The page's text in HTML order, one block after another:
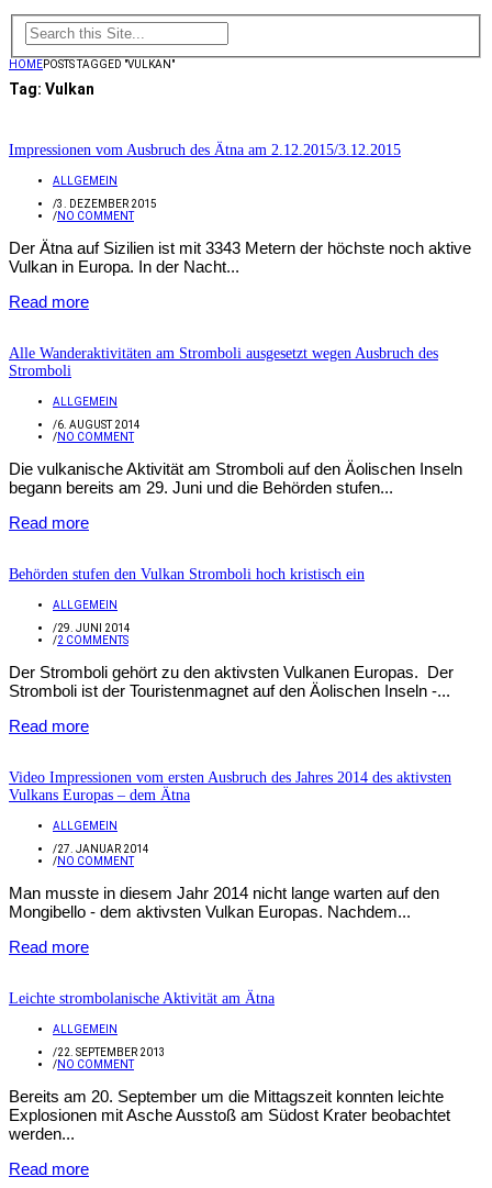
HOMEPOSTS TAGGED "VULKAN"
Tag: Vulkan
Impressionen vom Ausbruch des Ätna am 2.12.2015/3.12.2015
ALLGEMEIN
/3. DEZEMBER 2015
/NO COMMENT
Der Ätna auf Sizilien ist mit 3343 Metern der höchste noch aktive
Vulkan in Europa. In der Nacht...
Read more
Alle Wanderaktivitäten am Stromboli ausgesetzt wegen Ausbruch des
Stromboli
ALLGEMEIN
/6. AUGUST 2014
/NO COMMENT
Die vulkanische Aktivität am Stromboli auf den Äolischen Inseln
begann bereits am 29. Juni und die Behörden stufen...
Read more
Behörden stufen den Vulkan Stromboli hoch kristisch ein
ALLGEMEIN
/29. JUNI 2014
/2 COMMENTS
Der Stromboli gehört zu den aktivsten Vulkanen Europas. Der
Stromboli ist der Touristenmagnet auf den Äolischen Inseln -...
Read more
Video Impressionen vom ersten Ausbruch des Jahres 2014 des aktivsten
Vulkans Europas – dem Ätna
ALLGEMEIN
/27. JANUAR 2014
/NO COMMENT
Man musste in diesem Jahr 2014 nicht lange warten auf den
Mongibello - dem aktivsten Vulkan Europas. Nachdem...
Read more
Leichte strombolanische Aktivität am Ätna
ALLGEMEIN
/22. SEPTEMBER 2013
/NO COMMENT
Bereits am 20. September um die Mittagszeit konnten leichte
Explosionen mit Asche Ausstoß am Südost Krater beobachtet
werden...
Read more